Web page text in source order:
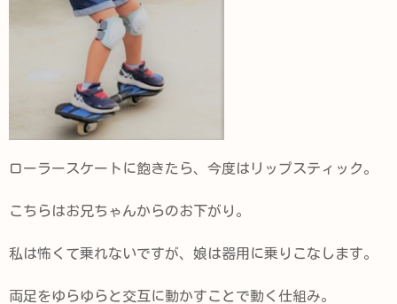
ローラースケートに飽きたら、今度はリップスティック。
こちらはお兄ちゃんからのお下がり。
私は怖くて乗れないですが、娘は器用に乗りこなします。
両足をゆらゆらと交互に動かすことで動く仕組み。